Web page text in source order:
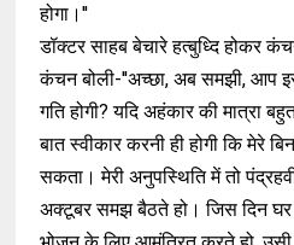
होगा।''
डॉक्टर साहब बेचारे हत्बुध्दि होकर
कंचन बोली-''अच्छा, अब समझी, आप
गति होगी? यदि अहंकार की मात्रा
बात स्वीकार करनी ही होगी कि मेरे
सकता। मेरी अनुपस्थिति में तो
अक्टूबर समझ बैठते हो। जिस दिन